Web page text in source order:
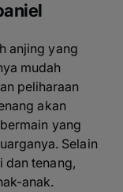
anjing yang
mudah
peliharaan
akan
yang
Selain
dan tenang,
anak.